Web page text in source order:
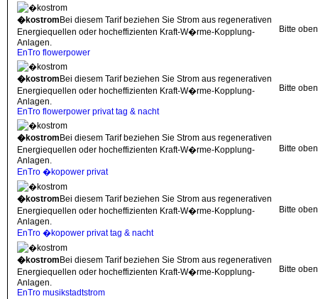
�kostrom Bei diesem Tarif beziehen Sie Strom aus regenerativen
Energiequellen oder hocheffizienten Kraft-W�rme-Kopplung-
Anlagen.
EnTro flowerpower
Bitte
�kostrom Bei diesem Tarif beziehen Sie Strom aus regenerativen
Energiequellen oder hocheffizienten Kraft-W�rme-Kopplung-
Anlagen.
EnTro flowerpower privat tag & nacht
Bitte
�kostrom Bei diesem Tarif beziehen Sie Strom aus regenerativen
Energiequellen oder hocheffizienten Kraft-W�rme-Kopplung-
Anlagen.
EnTro �kopower privat
Bitte
�kostrom Bei diesem Tarif beziehen Sie Strom aus regenerativen
Energiequellen oder hocheffizienten Kraft-W�rme-Kopplung-
Anlagen.
EnTro �kopower privat tag & nacht
Bitte
�kostrom Bei diesem Tarif beziehen Sie Strom aus regenerativen
Energiequellen oder hocheffizienten Kraft-W�rme-Kopplung-
Anlagen.
EnTro musikstadtstrom
Bitte